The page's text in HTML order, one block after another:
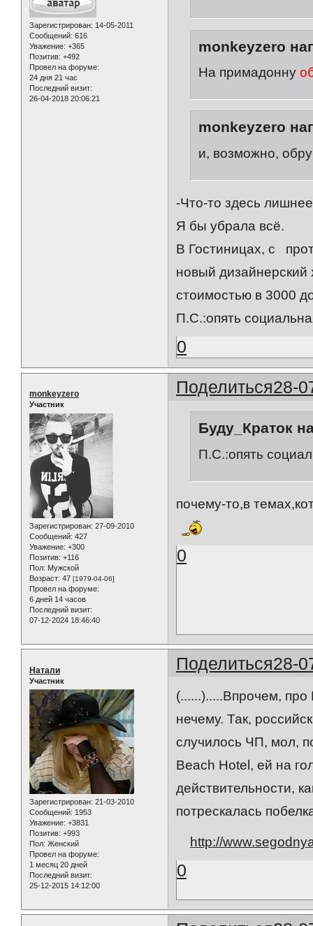
Зарегистрирован: 14-05-2011
Сообщений: 616
Уважение: +365
Позитив: +492
Провел на форуме:
24 дня 21 час
Последний визит:
26-04-2018 20:06:21
monkeyzero
На примадонну
monkeyzero
и, возможно,
-Что-то здесь
Я бы убрала всё.
В Гостиницах, с
новый дизайнерский
стоимостью в 3000
П.С.:опять
0
Поделиться28-
monkeyzero
Участник
Зарегистрирован: 27-09-2010
Сообщений: 427
Уважение: +300
Позитив: +116
Пол: Мужской
Возраст: 47 [1979-04-06]
Провел на форуме:
6 дней 14 часов
Последний визит:
07-12-2024 18:46:40
Буду_Краток
П.С.:опять
почему-то,в
0
Поделиться28-
Натали
Участник
Зарегистрирован: 21-03-2010
Сообщений: 1953
Уважение: +3831
Позитив: +993
Пол: Женский
Провел на форуме:
1 месяц 20 дней
Последний визит:
25-12-2015 14:12:00
(......).....Впрочем, про
нечему. Так,
случилось ЧП, мол,
Beach Hotel, ей на
действительности,
потрескалась
http://
0